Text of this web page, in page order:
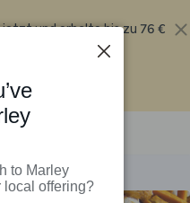
und erhalte bis zu 76 €
fünf Boxen
to Marley
local offering?